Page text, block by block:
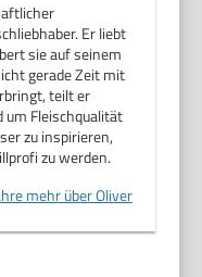
Er liebt
sie auf seinem
gerade Zeit mit
teilt er
um Fleischqualität
zu inspirieren,
zu werden.
mehr über Oliver